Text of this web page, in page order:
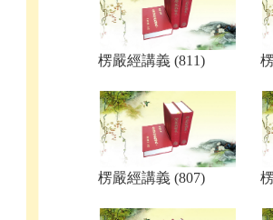
楞嚴經講義 (811)
楞嚴經講義 (807)